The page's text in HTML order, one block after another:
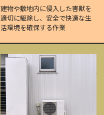
建物や敷地内に侵入した害獣を
適切に駆除し、安全で快適な生
活環境を確保する作業